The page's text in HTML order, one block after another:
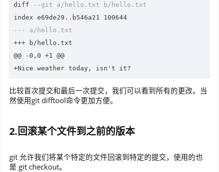
diff
--git a/hello.txt b/hello.txt
--- a/hello.txt
+++ b/hello.txt
@@ -0,0 +1 @@
比较首次提交和最后一次提交，我们可以看到所有的更改。当
然使用git difftool命令更加方便。
2.回滚某个文件到之前的版本
git 允许我们将某个特定的文件回滚到特定的提交，使用的也
是 git checkout。